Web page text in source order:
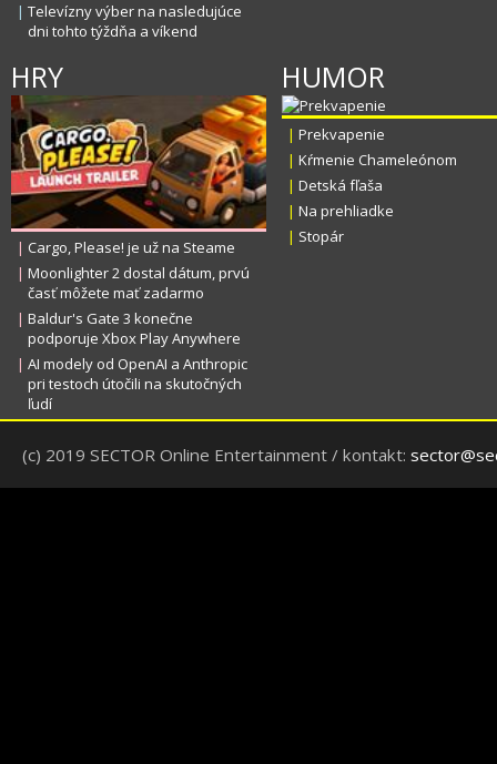
| Televízny výber na nasledujúce
dni tohto týždňa a víkend
HRY
| Cargo, Please! je už na Steame
| Moonlighter 2 dostal dátum, prvú
časť môžete mať zadarmo
| Baldur's Gate 3 konečne
podporuje Xbox Play Anywhere
| AI modely od OpenAI a Anthropic
pri testoch útočili na skutočných
ľudí
HUMOR
| Prekvapenie
| Kŕmenie Chameleónom
| Detská fľaša
| Na prehliadke
| Stopár
(c) 2019 SECTOR Online Entertainment / kontakt: